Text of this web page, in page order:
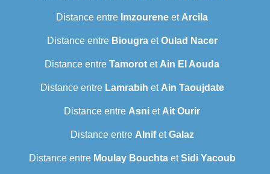
Distance entre Imzourene et Arcila
Distance entre BiougraetOulad Nacer
Distance entre Tamorot et Ain El Aouda
Distance entre Lamrabih et Ain Taoujdate
Distance entre Asni et Ait Ourir
Distance entre AlnifetGalaz
Distance entre Moulay BouchtaetSidi Yacoub